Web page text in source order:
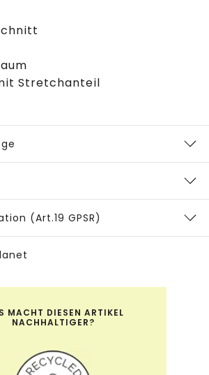
Stretchanteil
(Art.19 GPSR)
MACHT DIESEN ARTIKEL
NACHHALTIGER?